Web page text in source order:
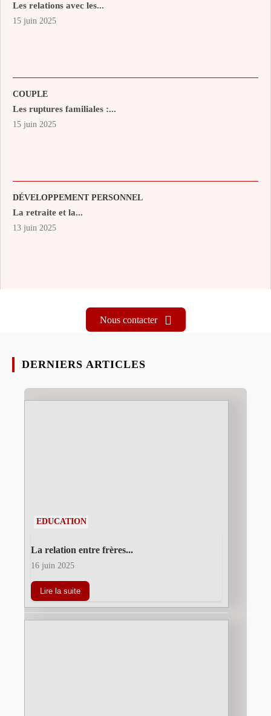
Les relations avec les...
15 juin 2025
COUPLE
Les ruptures familiales :...
15 juin 2025
DÉVELOPPEMENT PERSONNEL
La retraite et la...
13 juin 2025
Nous contacter
DERNIERS ARTICLES
EDUCATION
La relation entre frères...
16 juin 2025
Lire la suite